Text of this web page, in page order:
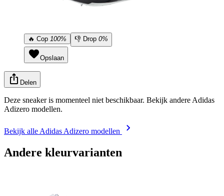
🔥 Cop 100% 👎 Drop 0%
Opslaan
Delen
Deze sneaker is momenteel niet beschikbaar. Bekijk andere Adidas
Adizero modellen.
Bekijk alle Adidas Adizero modellen
Andere kleurvarianten